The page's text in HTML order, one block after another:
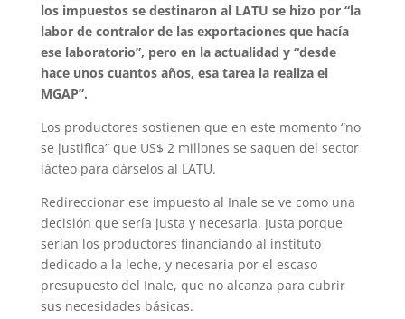
los impuestos se destinaron al LATU se hizo por “la
labor de contralor de las exportaciones que hacía
ese laboratorio”, pero en la actualidad y “desde
hace unos cuantos años, esa tarea la realiza el
MGAP”.
Los productores sostienen que en este momento “no
se justifica” que US$ 2 millones se saquen del sector
lácteo para dárselos al LATU.
Redireccionar ese impuesto al Inale se ve como una
decisión que sería justa y necesaria. Justa porque
serían los productores financiando al instituto
dedicado a la leche, y necesaria por el escaso
presupuesto del Inale, que no alcanza para cubrir
sus necesidades básicas.